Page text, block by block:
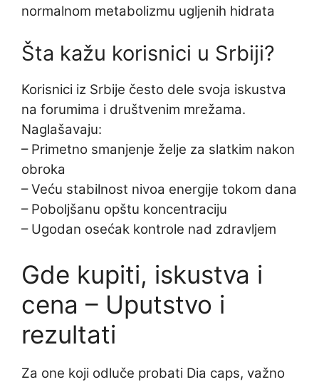
normalnom metabolizmu ugljenih hidrata
Šta kažu korisnici u Srbiji?
Korisnici iz Srbije često dele svoja iskustva
na forumima i društvenim mrežama.
Naglašavaju:
– Primetno smanjenje želje za slatkim nakon
obroka
– Veću stabilnost nivoa energije tokom dana
– Poboljšanu opštu koncentraciju
– Ugodan osećak kontrole nad zdravljem
Gde kupiti, iskustva i
cena – Uputstvo i
rezultati
Za one koji odluče probati Dia caps, važno